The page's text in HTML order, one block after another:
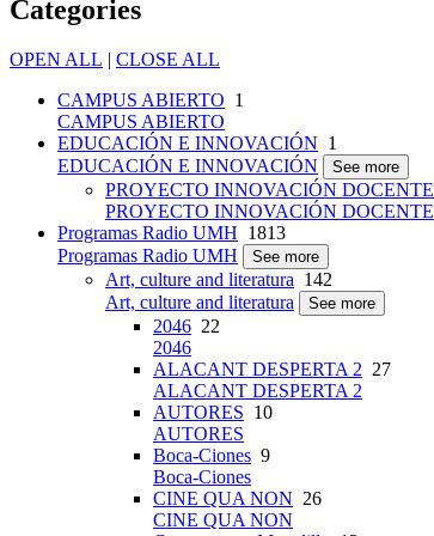
Categories
OPEN ALL | CLOSE ALL
CAMPUS ABIERTO 1
CAMPUS ABIERTO
EDUCACIÓN E INNOVACIÓN 1
EDUCACIÓN E INNOVACIÓN
See more
PROYECTO INNOVACIÓN DOCENTE
PROYECTO INNOVACIÓN DOCENTE
Programas Radio UMH 1813
Programas Radio UMH
See more
Art, culture and literatura 142
Art, culture and literatura
See more
2046 22
2046
ALACANT DESPERTA 2 27
ALACANT DESPERTA 2
AUTORES 10
AUTORES
Boca-Ciones 9
Boca-Ciones
CINE QUA NON 26
CINE QUA NON